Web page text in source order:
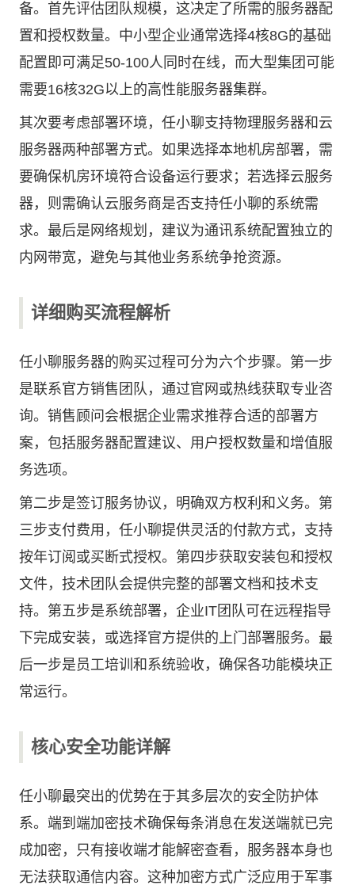
备。首先评估团队规模，这决定了所需的服务器配
置和授权数量。中小型企业通常选择4核8G的基础
配置即可满足50-100人同时在线，而大型集团可能
需要16核32G以上的高性能服务器集群。
其次要考虑部署环境，任小聊支持物理服务器和云
服务器两种部署方式。如果选择本地机房部署，需
要确保机房环境符合设备运行要求；若选择云服务
器，则需确认云服务商是否支持任小聊的系统需
求。最后是网络规划，建议为通讯系统配置独立的
内网带宽，避免与其他业务系统争抢资源。
详细购买流程解析
任小聊服务器的购买过程可分为六个步骤。第一步
是联系官方销售团队，通过官网或热线获取专业咨
询。销售顾问会根据企业需求推荐合适的部署方
案，包括服务器配置建议、用户授权数量和增值服
务选项。
第二步是签订服务协议，明确双方权利和义务。第
三步支付费用，任小聊提供灵活的付款方式，支持
按年订阅或买断式授权。第四步获取安装包和授权
文件，技术团队会提供完整的部署文档和技术支
持。第五步是系统部署，企业IT团队可在远程指导
下完成安装，或选择官方提供的上门部署服务。最
后一步是员工培训和系统验收，确保各功能模块正
常运行。
核心安全功能详解
任小聊最突出的优势在于其多层次的安全防护体
系。端到端加密技术确保每条消息在发送端就已完
成加密，只有接收端才能解密查看，服务器本身也
无法获取通信内容。这种加密方式广泛应用于军事